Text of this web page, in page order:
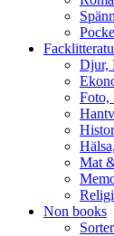
Djur,
Foto,
Mat
Non books